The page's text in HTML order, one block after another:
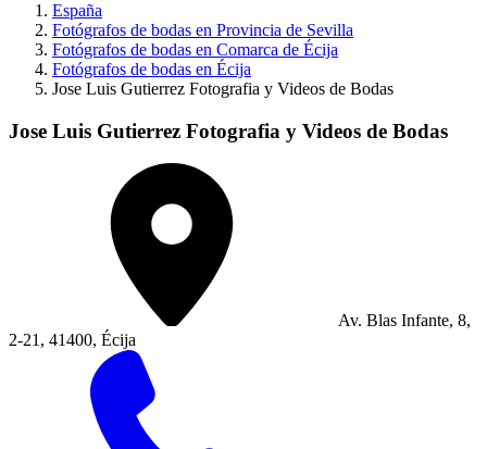
España
Fotógrafos de bodas en Provincia de Sevilla
Fotógrafos de bodas en Comarca de Écija
Fotógrafos de bodas en Écija
Jose Luis Gutierrez Fotografia y Videos de Bodas
Jose Luis Gutierrez Fotografia y Videos de Bodas
Av. Blas Infante, 8,
2-21, 41400, Écija